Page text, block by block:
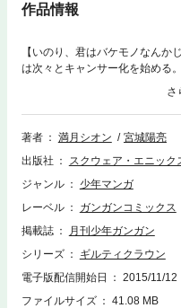
作品情報
【いのり、君はバケモノなんか
は次々とキャンサー化を始める
が孤立してしまい……。(C)2013
著者 満月シオン
宮城陽亮
出版社
スクウェア・エニック
ジャンル
少年マンガ
レーベル
ガンガンコミックス
掲載誌
月刊少年ガンガン
シリーズ
ギルティクラウン
電子版配信開始日
2015/11/12
ファイルサイズ
41.08 MB